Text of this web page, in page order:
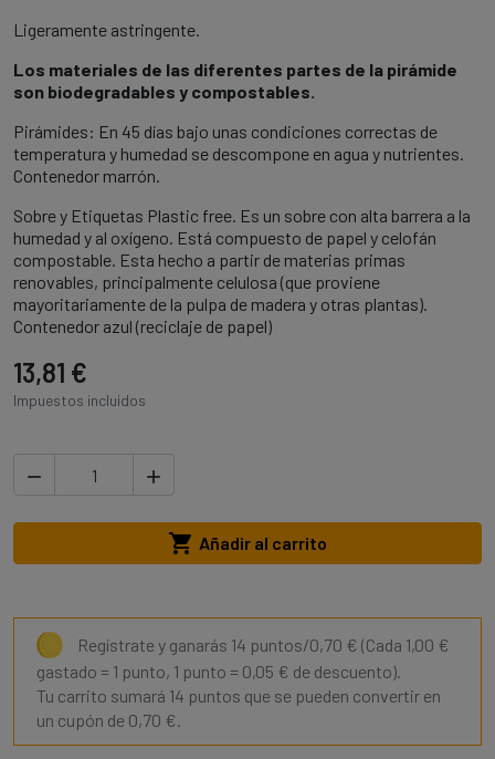
Ligeramente astringente.
Los materiales de las diferentes partes de la pirámide
son biodegradables y compostables.
Pirámides: En 45 días bajo unas condiciones correctas de
temperatura y humedad se descompone en agua y nutrientes.
Contenedor marrón.
Sobre y Etiquetas Plastic free. Es un sobre con alta barrera a la
humedad y al oxígeno. Está compuesto de papel y celofán
compostable. Esta hecho a partir de materias primas
renovables, principalmente celulosa (que proviene
mayoritariamente de la pulpa de madera y otras plantas).
Contenedor azul (reciclaje de papel)
13,81 €
Impuestos incluidos
 
 Añadir al carrito
Regístrate y ganarás 14 puntos/0,70 € (Cada 1,00 €
gastado = 1 punto, 1 punto = 0,05 € de descuento).
Tu carrito sumará 14 puntos que se pueden convertir en
un cupón de 0,70 €.